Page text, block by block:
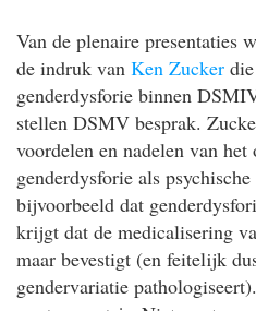
Van de plenaire presentaties
de indruk van Ken Zucker
genderdysforie binnen
stellen DSMV besprak.
voordelen en nadelen van het
genderdysforie als
bijvoorbeeld dat
krijgt dat de medicalisering
maar bevestigt (en feitelijk
gendervariatie